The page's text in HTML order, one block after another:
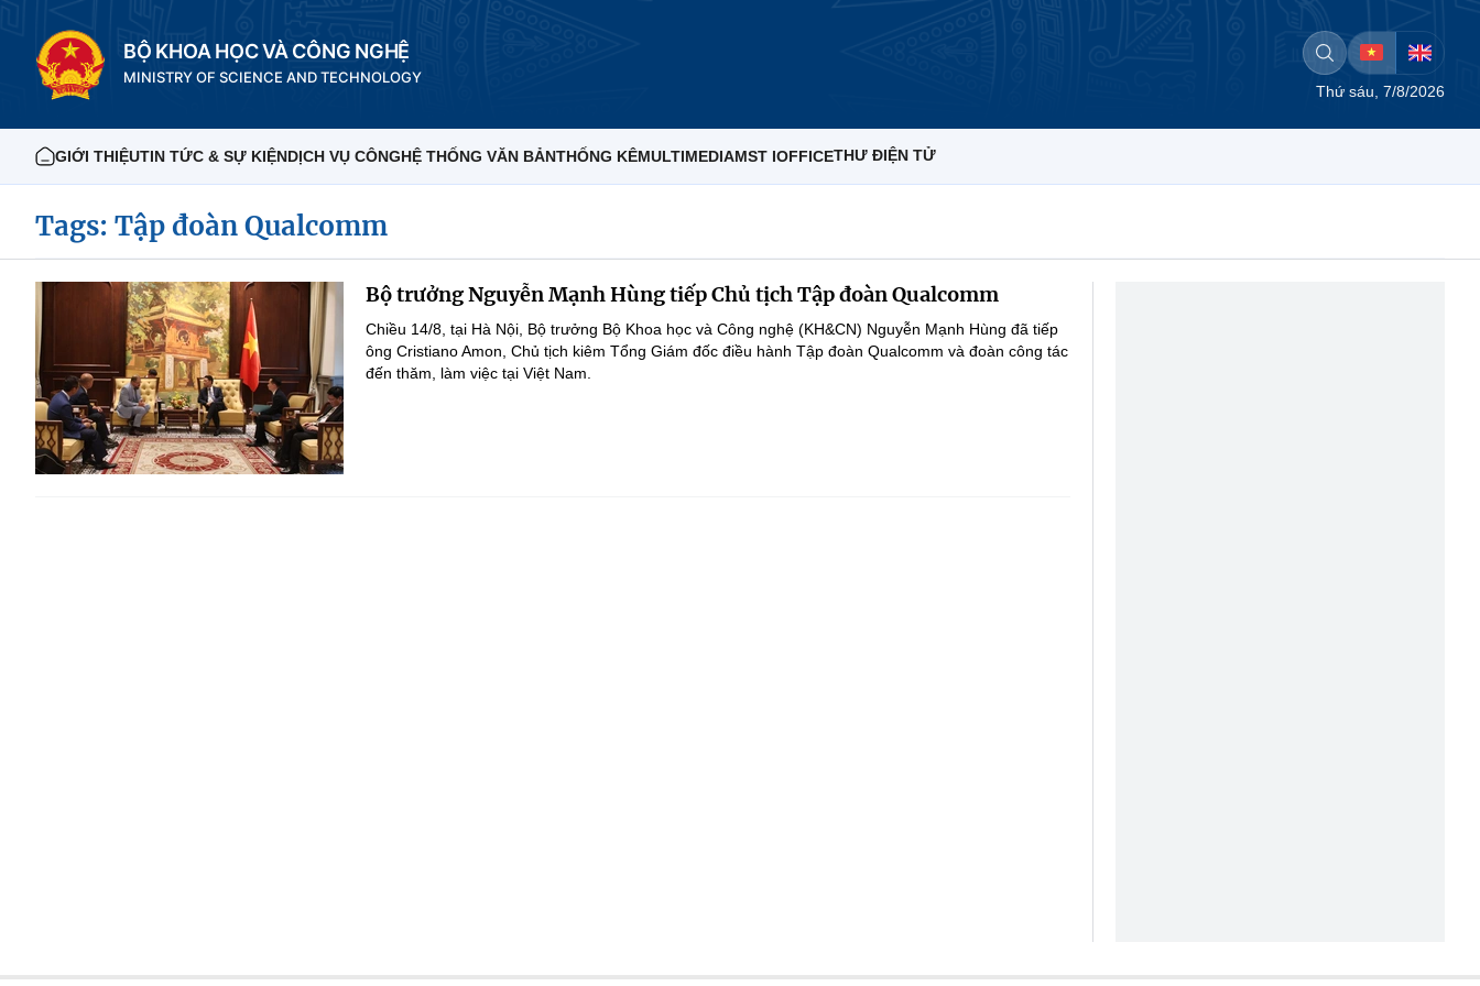
BỘ KHOA HỌC VÀ CÔNG NGHỆ
MINISTRY OF SCIENCE AND TECHNOLOGY
Thứ sáu, 7/8/2026
GIỚI THIỆUTIN TỨC & SỰ KIỆNDỊCH VỤ CÔNGHỆ THỐNG VĂN BẢNTHỐNG KÊMULTIMEDIAMST IOFFICETHƯ ĐIỆN TỬ
Tags: Tập đoàn Qualcomm
Bộ trưởng Nguyễn Mạnh Hùng tiếp Chủ tịch Tập đoàn Qualcomm
Chiều 14/8, tại Hà Nội, Bộ trưởng Bộ Khoa học và Công nghệ (KH&CN) Nguyễn Mạnh Hùng đã tiếp
ông Cristiano Amon, Chủ tịch kiêm Tổng Giám đốc điều hành Tập đoàn Qualcomm và đoàn công tác
đến thăm, làm việc tại Việt Nam.